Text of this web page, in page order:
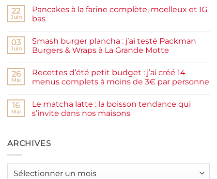
Confiture
de
prunes
et
rapide
22
Juin
Pancakes à la farine complète, moelleux et IG
bas
sur
Pancakes
à
complète,
et
03
Juin
Smash burger plancha : j’ai testé Packman
Burgers & Wraps à La Grande Motte
sur
burger
testé
Packman
Burgers &
Grande
Motte
26
Mai
Recettes d’été petit budget : j’ai créé 14
menus complets à moins de 3€ par personne
sur
Recettes
d’été
j’ai
créé
à
16
Mai
Le matcha latte : la boisson tendance qui
s’invite dans nos maisons
Le
matcha
boisson
ARCHIVES
Archives